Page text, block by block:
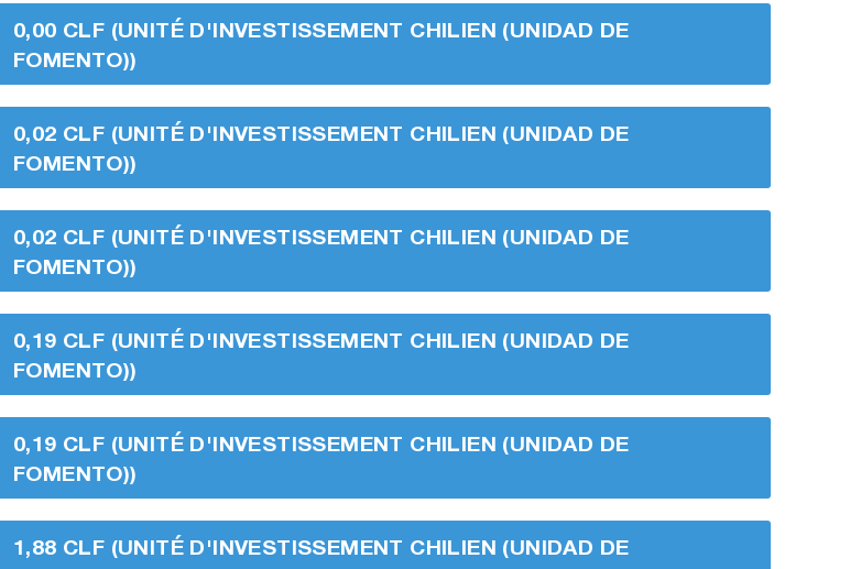
0,00 CLF (UNITÉ D'INVESTISSEMENT CHILIEN (UNIDAD DE
FOMENTO))
0,02 CLF (UNITÉ D'INVESTISSEMENT CHILIEN (UNIDAD DE
FOMENTO))
0,02 CLF (UNITÉ D'INVESTISSEMENT CHILIEN (UNIDAD DE
FOMENTO))
0,19 CLF (UNITÉ D'INVESTISSEMENT CHILIEN (UNIDAD DE
FOMENTO))
0,19 CLF (UNITÉ D'INVESTISSEMENT CHILIEN (UNIDAD DE
FOMENTO))
1,88 CLF (UNITÉ D'INVESTISSEMENT CHILIEN (UNIDAD DE